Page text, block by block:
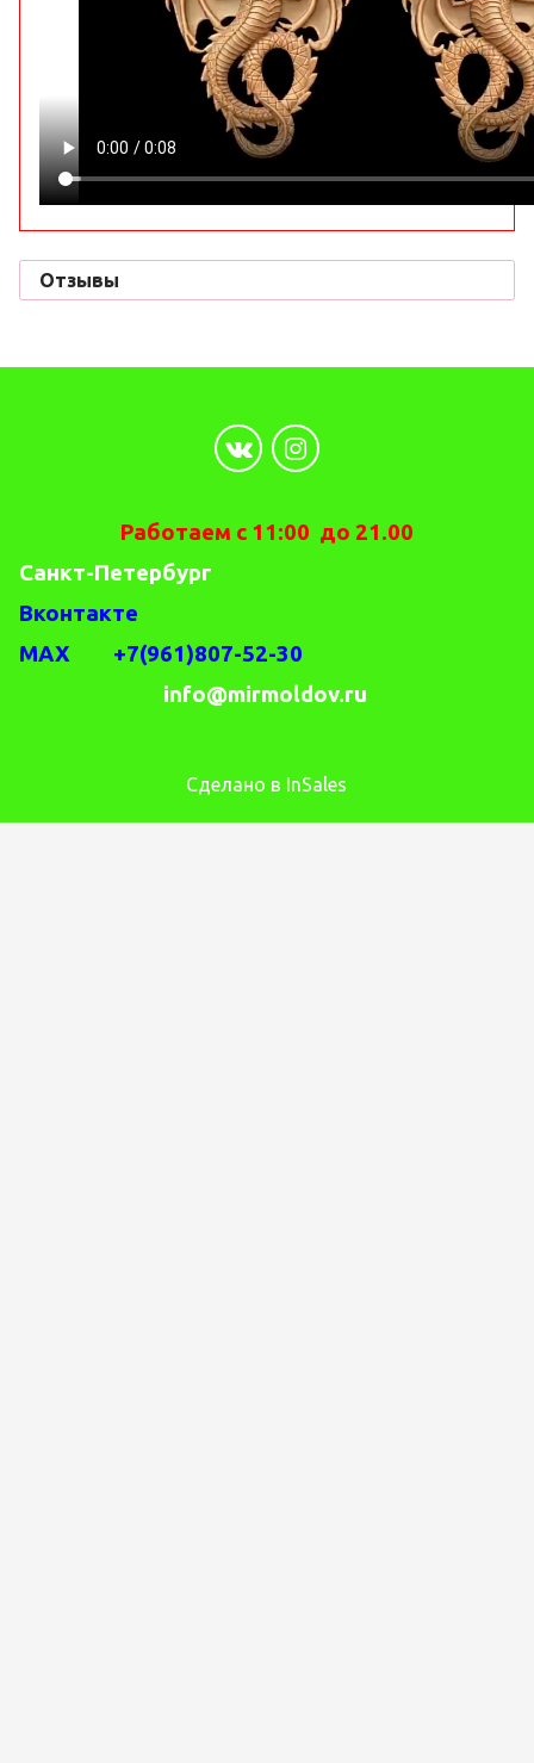
Отзывы
Работаем с 11:00 до 21.00
Санкт-Петербург
Вконтакте
MAX +7(961)807-52-30
info@mirmoldov.ru
Сделано в InSales